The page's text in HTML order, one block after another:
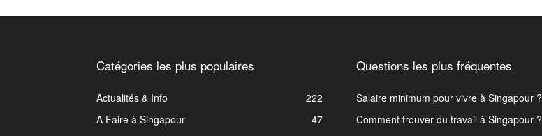
Catégories les plus populaires
Actualités & Info
222
A Faire à Singapour
47
Questions les plus fréquentes
Salaire minimum pour vivre à Singapour ?
Comment trouver du travail à Singapour ?